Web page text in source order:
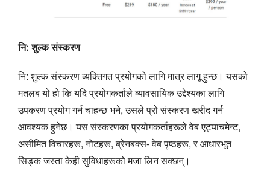
नि: शुल्क संस्करण
नि: शुल्क संस्करण व्यक्तिगत प्रयोगको लागि मात्र लागू हुन्छ। यसको
मतलब यो हो कि यदि प्रयोगकर्ताले व्यावसायिक उद्देश्यका लागि
उपकरण प्रयोग गर्न चाहन्छ भने, उसले प्रो संस्करण खरीद गर्न
आवश्यक हुनेछ। यस संस्करणका प्रयोगकर्ताहरूले वेब एट्याचमेन्ट,
असीमित विचारहरू, नोटहरू, ब्रेनबक्स- वेब पृष्ठहरू, र आधारभूत
सिङ्क जस्ता केही सुविधाहरूको मजा लिन सक्छन्।